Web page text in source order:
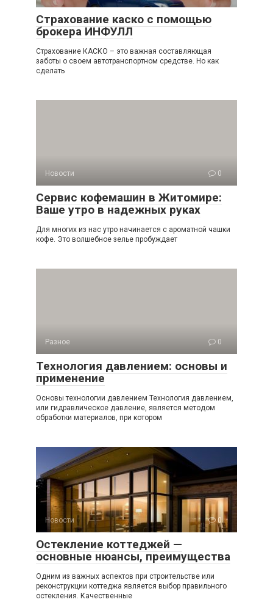
Страхование каско с помощью
брокера ИНФУЛЛ
Страхование КАСКО – это важная составляющая
заботы о своем автотранспортном средстве. Но как
сделать
Новости 0
Сервис кофемашин в Житомире:
Ваше утро в надежных руках
Для многих из нас утро начинается с ароматной чашки
кофе. Это волшебное зелье пробуждает
Разное 0
Технология давлением: основы и
применение
Основы технологии давлением Технология давлением,
или гидравлическое давление, является методом
обработки материалов, при котором
Новости 0
Остекление коттеджей —
основные нюансы, преимущества
Одним из важных аспектов при строительстве или
реконструкции коттеджа является выбор правильного
остекления. Качественные